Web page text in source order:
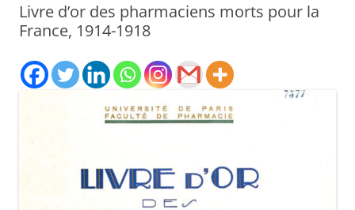
Livre d’or des pharmaciens morts pour la
France, 1914-1918